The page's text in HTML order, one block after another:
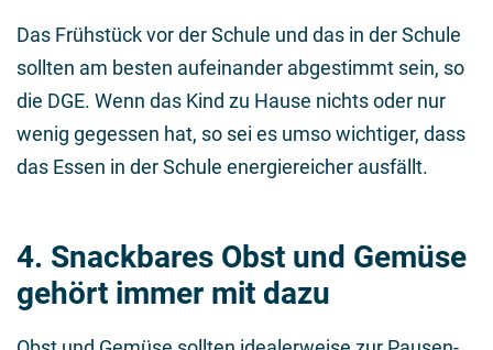
Das Frühstück vor der Schule und das in der Schule
sollten am besten aufeinander abgestimmt sein, so
die DGE. Wenn das Kind zu Hause nichts oder nur
wenig gegessen hat, so sei es umso wichtiger, dass
das Essen in der Schule energiereicher ausfällt.
4. Snackbares Obst und Gemüse
gehört immer mit dazu